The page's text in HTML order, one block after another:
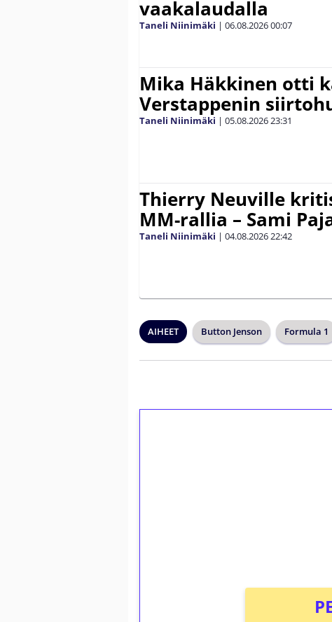
vaakalaudalla
Taneli Niinimäki | 06.08.202600:07
Mika Häkkinen otti
Verstappenin
Taneli Niinimäki | 05.08.202623:31
Thierry Neuville
MM-rallia – Sami
Taneli Niinimäki | 04.08.202622:42
AIHEET Button Jenson Formula 1